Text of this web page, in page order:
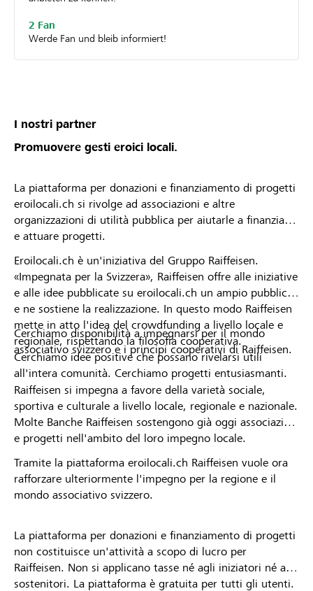
2 Fan
Werde Fan und bleib informiert!
I nostri partner
Promuovere gesti eroici locali.
La piattaforma per donazioni e finanziamento di progetti
eroilocali.ch si rivolge ad associazioni e altre
organizzazioni di utilità pubblica per aiutarle a finanziare
e attuare progetti.
Eroilocali.ch è un'iniziativa del Gruppo Raiffeisen.
«Impegnata per la Svizzera», Raiffeisen offre alle iniziative
e alle idee pubblicate su eroilocali.ch un ampio pubblico
e ne sostiene la realizzazione. In questo modo Raiffeisen
mette in atto l'idea del crowdfunding a livello locale e
regionale, rispettando la filosofia cooperativa.
Cerchiamo idee positive che possano rivelarsi utili
all'intera comunità. Cerchiamo progetti entusiasmanti.
Cerchiamo disponibilità a impegnarsi per il mondo
associativo svizzero e i principi cooperativi di Raiffeisen.
Raiffeisen si impegna a favore della varietà sociale,
sportiva e culturale a livello locale, regionale e nazionale.
Molte Banche Raiffeisen sostengono già oggi associazioni
e progetti nell'ambito del loro impegno locale.
Tramite la piattaforma eroilocali.ch Raiffeisen vuole ora
rafforzare ulteriormente l'impegno per la regione e il
mondo associativo svizzero.
La piattaforma per donazioni e finanziamento di progetti
non costituisce un'attività a scopo di lucro per
Raiffeisen. Non si applicano tasse né agli iniziatori né ai
sostenitori. La piattaforma è gratuita per tutti gli utenti.